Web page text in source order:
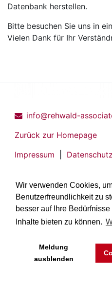
Wir verwenden Cookies,
Benutzerfreundlichkeit zu
besser auf Ihre
Inhalte bieten zu können.
Meldung
ausblenden
Datenbank herstellen.
Bitte besuchen Sie uns in
Vielen Dank für Ihr
info@rehwald-
Zurück zur Homepage
Impressum
Datenschutz